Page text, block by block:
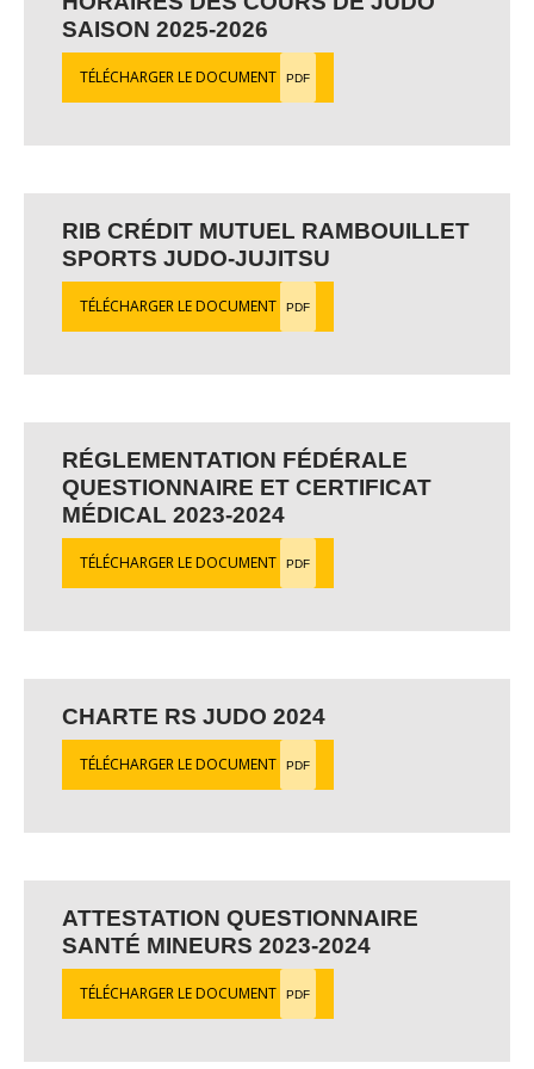
SAISON 2025-2026
TÉLÉCHARGER LE DOCUMENT PDF
RIB CRÉDIT MUTUEL RAMBOUILLET
SPORTS JUDO-JUJITSU
TÉLÉCHARGER LE DOCUMENT PDF
RÉGLEMENTATION FÉDÉRALE
QUESTIONNAIRE ET CERTIFICAT
MÉDICAL 2023-2024
TÉLÉCHARGER LE DOCUMENT PDF
CHARTE RS JUDO 2024
TÉLÉCHARGER LE DOCUMENT PDF
ATTESTATION QUESTIONNAIRE
SANTÉ MINEURS 2023-2024
TÉLÉCHARGER LE DOCUMENT PDF